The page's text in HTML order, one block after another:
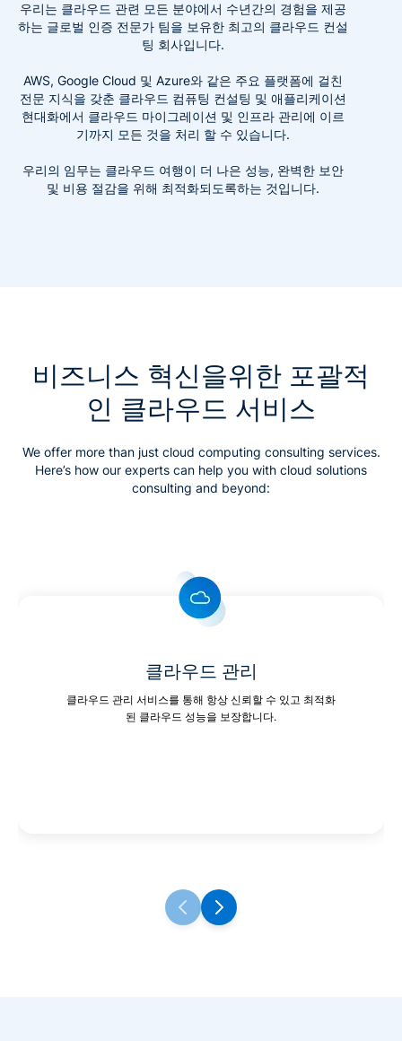
우리는 클라우드 관련 모든 분야에서 수년간의 경험을 제공
하는 글로벌 인증 전문가 팀을 보유한 최고의 클라우드 컨설
팅 회사입니다.
AWS, Google Cloud 및 Azure와 같은 주요 플랫폼에 걸친
전문 지식을 갖춘 클라우드 컴퓨팅 컨설팅 및 애플리케이션
현대화에서 클라우드 마이그레이션 및 인프라 관리에 이르
기까지 모든 것을 처리 할 수 ​​있습니다.
우리의 임무는 클라우드 여행이 더 나은 성능, 완벽한 보안
및 비용 절감을 위해 최적화되도록하는 것입니다.
비즈니스 혁신을위한 포괄적
인 클라우드 서비스
We offer more than just cloud computing consulting services.
Here’s how our experts can help you with cloud solutions
consulting and beyond:
클라우드 관리
클라우드 관리 서비스를 통해 항상 신뢰할 수 있고 최적화
된 클라우드 성능을 보장합니다.